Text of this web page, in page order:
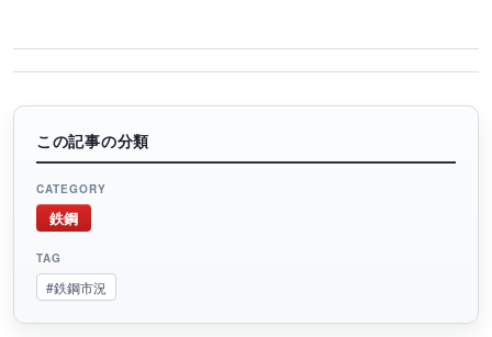
この記事の分類
CATEGORY
鉄鋼
TAG
#鉄鋼市況